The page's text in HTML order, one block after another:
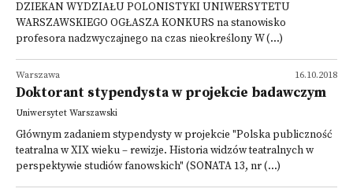
DZIEKAN WYDZIAŁU POLONISTYKI UNIWERSYTETU
WARSZAWSKIEGO OGŁASZA KONKURS na stanowisko
profesora nadzwyczajnego na czas nieokreślony W (...)
16.10.2018
Warszawa
Doktorant stypendysta w projekcie badawczym
Uniwersytet Warszawski
Głównym zadaniem stypendysty w projekcie "Polska publiczność
teatralna w XIX wieku – rewizje. Historia widzów teatralnych w
perspektywie studiów fanowskich" (SONATA 13, nr (...)